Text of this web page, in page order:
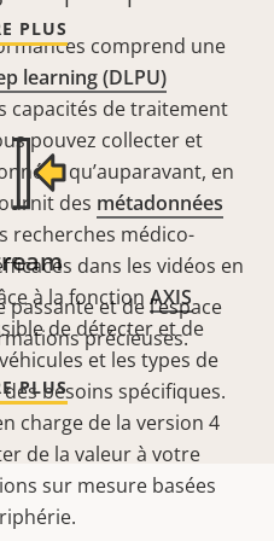
comprend une
learning (DLPU)
capacités de traitement
pouvez collecter et
qu’auparavant, en
des métadonnées
recherches médico-
dans les vidéos en
à la fonction AXIS
de détecter et de
et les types de
besoins spécifiques.
charge de la version 4
de la valeur à votre
sur mesure basées
PLUS
et de l’espace
précieuses.
PLUS